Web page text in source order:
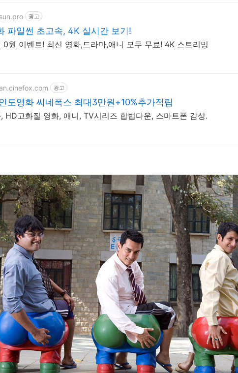
광고
파일썬 초고속, 4K 실시간 보기!
0원 이벤트! 최신 영화,드라마,애니 모두 무료! 4K 스트리밍
광고
도영화 씨네폭스 최대3만원+10%추가적립
HD고화질 영화, 애니, TV시리즈 합법다운, 스마트폰 감상.